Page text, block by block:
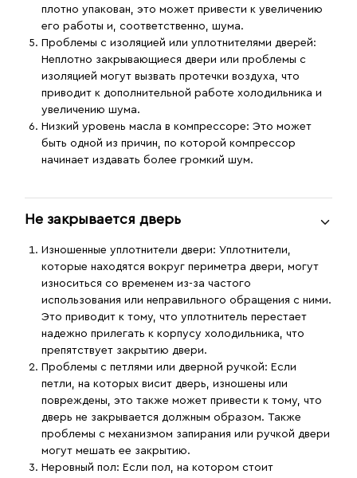
плотно упакован, это может привести к увеличению
его работы и, соответственно, шума.
Проблемы с изоляцией или уплотнителями дверей:
Неплотно закрывающиеся двери или проблемы с
изоляцией могут вызвать протечки воздуха, что
приводит к дополнительной работе холодильника и
увеличению шума.
Низкий уровень масла в компрессоре: Это может
быть одной из причин, по которой компрессор
начинает издавать более громкий шум.
Не закрывается дверь
Изношенные уплотнители двери: Уплотнители,
которые находятся вокруг периметра двери, могут
износиться со временем из-за частого
использования или неправильного обращения с ними.
Это приводит к тому, что уплотнитель перестает
надежно прилегать к корпусу холодильника, что
препятствует закрытию двери.
Проблемы с петлями или дверной ручкой: Если
петли, на которых висит дверь, изношены или
повреждены, это также может привести к тому, что
дверь не закрывается должным образом. Также
проблемы с механизмом запирания или ручкой двери
могут мешать ее закрытию.
Неровный пол: Если пол, на котором стоит